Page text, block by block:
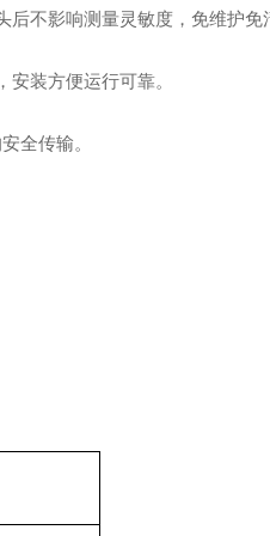
不影响测量灵敏度，免维护免
装方便运行可靠。
全传输。